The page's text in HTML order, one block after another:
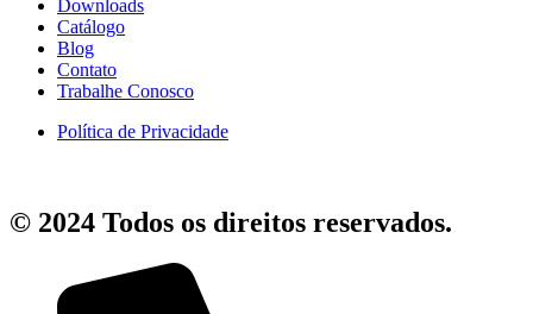
Downloads
Catálogo
Blog
Contato
Trabalhe Conosco
Política de Privacidade
© 2024 Todos os direitos reservados.